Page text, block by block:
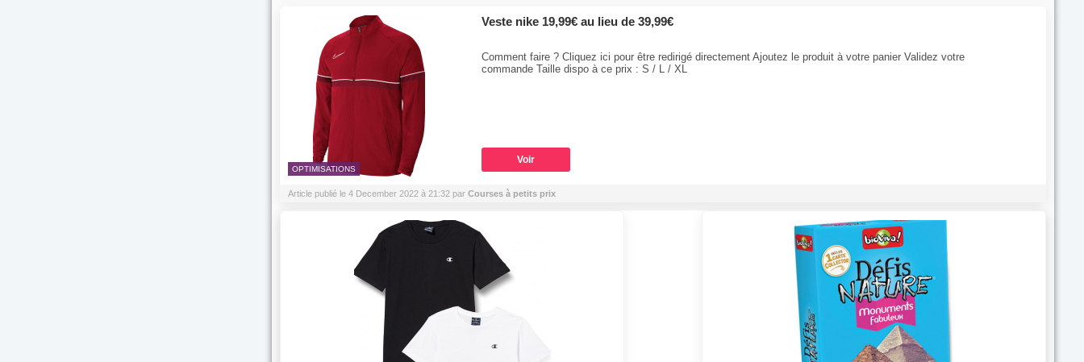
OPTIMISATIONS
Veste nike 19,99€ au lieu de 39,99€
Comment faire ? Cliquez ici pour être redirigé directement Ajoutez le produit à votre panier Validez votre
commande Taille dispo à ce prix : S / L / XL
Voir
Article publié le 4 December 2022 à 21:32 par Courses à petits prix